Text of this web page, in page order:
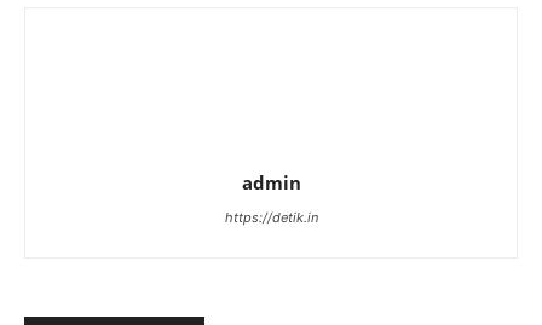
admin
https://detik.in